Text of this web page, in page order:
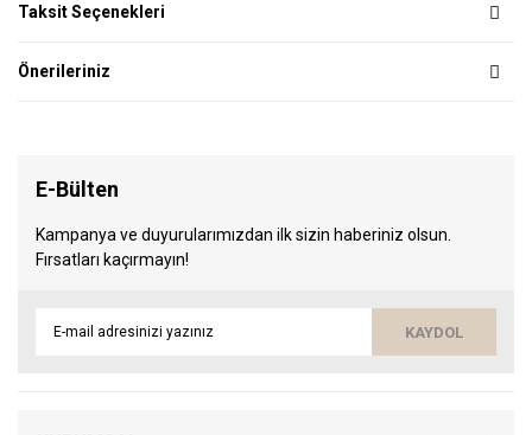
Taksit Seçenekleri
Önerileriniz
E-Bülten
Kampanya ve duyurularımızdan ilk sizin haberiniz olsun.
Fırsatları kaçırmayın!
KAYDOL